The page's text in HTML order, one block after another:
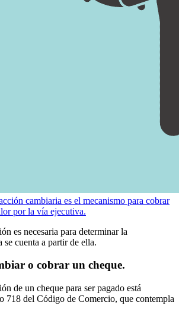
cambiaria es el mecanismo para cobrar
por la vía ejecutiva.
es necesaria para determinar la
se cuenta a partir de ella.
o cobrar un cheque.
de un cheque para ser pagado está
718 del Código de Comercio, que contempla